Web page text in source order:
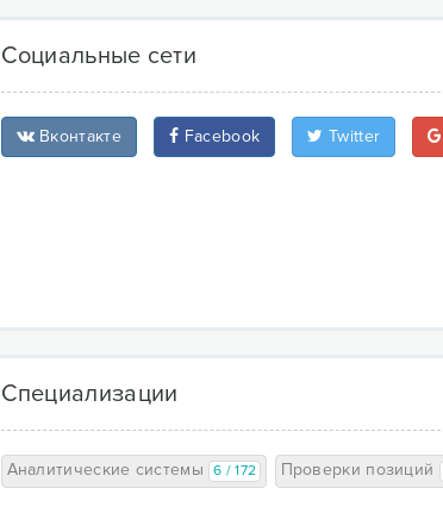
Социальные сети
Вконтакте Facebook Twitter
Специализации
Аналитические системы 6 / 172 Проверки позиций